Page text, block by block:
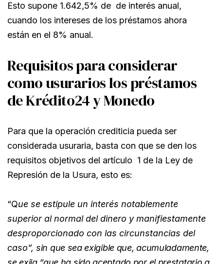
Esto supone 1.642,5% de de interés anual,
cuando los intereses de los préstamos ahora
están en el 8% anual.
Requisitos para considerar
como usurarios los préstamos
de Krédito24 y Monedo
Para que la operación crediticia pueda ser
considerada usuraria, basta con que se den los
requisitos objetivos del artículo 1 de la Ley de
Represión de la Usura, esto es:
“Que se estipule un interés notablemente
superior al normal del dinero y manifiestamente
desproporcionado con las circunstancias del
caso”, sin que sea exigible que, acumuladamente,